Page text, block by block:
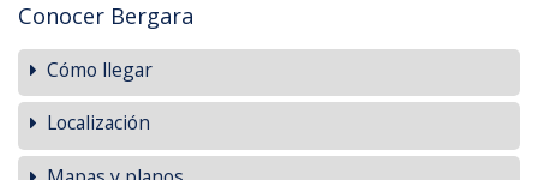
Conocer Bergara
Cómo llegar
Localización